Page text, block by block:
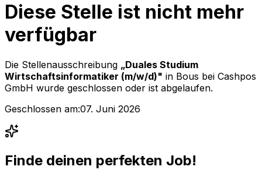
Diese Stelle ist nicht mehr
verfügbar
Die Stellenausschreibung „Duales Studium
Wirtschaftsinformatiker (m/w/d)" in Bous bei Cashpos
GmbH wurde geschlossen oder ist abgelaufen.
Geschlossen am:07. Juni 2026
Finde deinen perfekten Job!